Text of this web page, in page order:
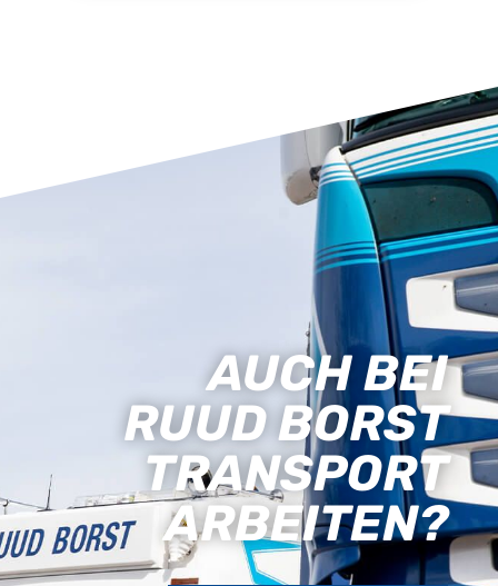
AUCH BEI
RUUD BORST
TRANSPORT
ARBEITEN?